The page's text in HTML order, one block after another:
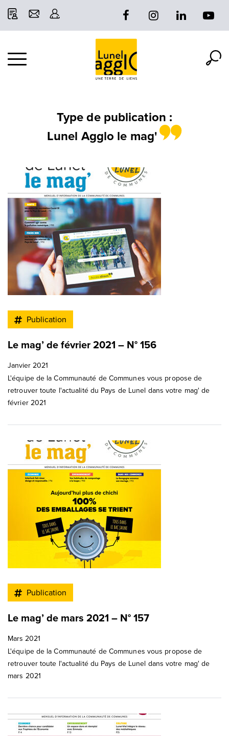
Aller
à
Type de publication :
Lunel Agglo le mag'
Publication
Le mag’ de février 2021 – N° 156
Janvier 2021
L'équipe de la Communauté de Communes vous propose de
retrouver toute l'actualité du Pays de Lunel dans votre mag' de
février 2021
Publication
Le mag’ de mars 2021 – N° 157
Mars 2021
L'équipe de la Communauté de Communes vous propose de
retrouver toute l'actualité du Pays de Lunel dans votre mag' de
mars 2021